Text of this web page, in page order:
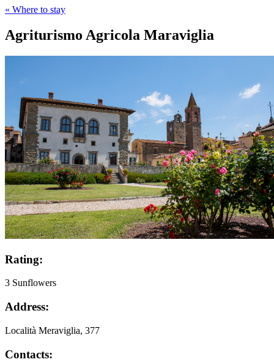
« Where to stay
Agriturismo Agricola Maraviglia
Rating:
3 Sunflowers
Address:
Località Meraviglia, 377
Contacts: